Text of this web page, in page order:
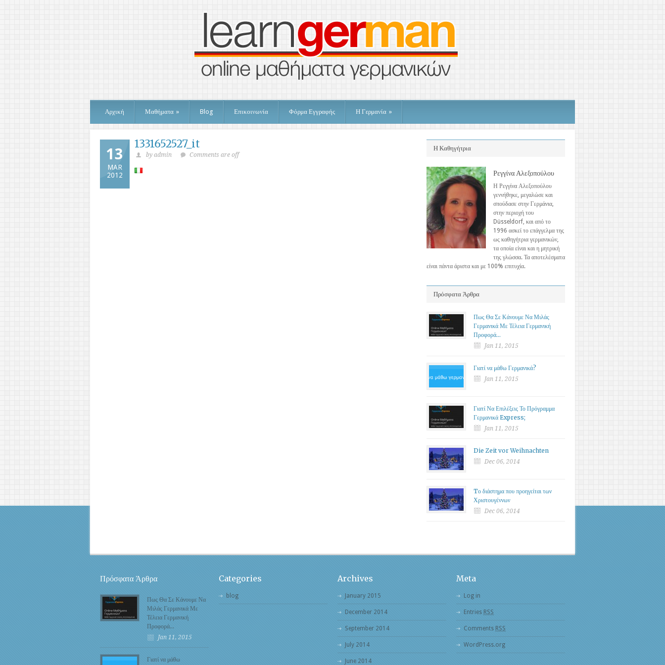
Αρχική Μαθήματα » Blog Επικοινωνία Φόρμα Εγγραφής Η Γερμανία »
13
MAR
2012
1331652527_it
by admin Comments are off
Η Καθηγήτρια
Ρεγγίνα Αλεξοπούλου
Η Ρεγγίνα Αλεξοπούλου
γεννήθηκε, μεγαλώσε και
σπούδασε στην Γερμάνια,
στην περιοχή του
Düsseldorf, και από το
1996 ασκεί το επάγγελμα της
ως καθηγήτρια γερμανικών,
τα οποία είναι και η μητρική
της γλώσσα. Τα αποτελέσματα
είναι πάντα άριστα και με 100% επιτυχία.
Πρόσφατα Άρθρα
Πως Θα Σε Κάνουμε Να Μιλάς
Γερμανικά Με Τέλεια Γερμανική
Προφορά…
Jan 11, 2015
Γιατί να μάθω Γερμανικά?
Jan 11, 2015
Γιατί Να Επιλέξεις Το Πρόγραμμα
Γερμανικά Express;
Jan 11, 2015
Die Zeit vor Weihnachten
Dec 06, 2014
Tο διάστημα που προηγείται των
Χριστουγέννων
Dec 06, 2014
Πρόσφατα Άρθρα
Πως Θα Σε Κάνουμε Να
Μιλάς Γερμανικά Με
Τέλεια Γερμανική
Προφορά…
Jan 11, 2015
Γιατί να μάθω
Categories
blog
Archives
January 2015
December 2014
September 2014
July 2014
June 2014
Meta
Log in
Entries RSS
Comments RSS
WordPress.org